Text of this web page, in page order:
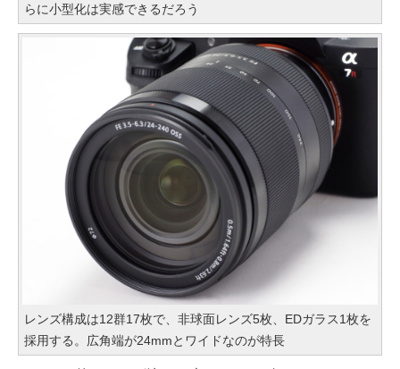
らに小型化は実感できるだろう
レンズ構成は12群17枚で、非球面レンズ5枚、EDガラス1枚を
採用する。広角端が24mmとワイドなのが特長